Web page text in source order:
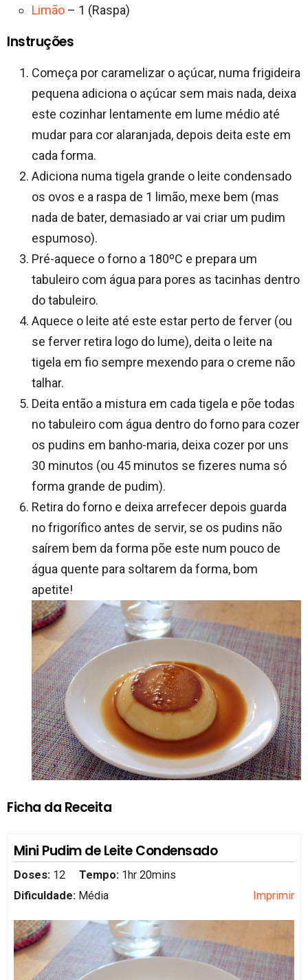
Limão – 1 (Raspa)
Instruções
Começa por caramelizar o açúcar, numa frigideira
pequena adiciona o açúcar sem mais nada, deixa
este cozinhar lentamente em lume médio até
mudar para cor alaranjada, depois deita este em
cada forma.
Adiciona numa tigela grande o leite condensado
os ovos e a raspa de 1 limão, mexe bem (mas
nada de bater, demasiado ar vai criar um pudim
espumoso).
Pré-aquece o forno a 180ºC e prepara um
tabuleiro com água para pores as tacinhas dentro
do tabuleiro.
Aquece o leite até este estar perto de ferver (ou
se ferver retira logo do lume), deita o leite na
tigela em fio sempre mexendo para o creme não
talhar.
Deita então a mistura em cada tigela e põe todas
no tabuleiro com água dentro do forno para cozer
os pudins em banho-maria, deixa cozer por uns
30 minutos (ou 45 minutos se fizeres numa só
forma grande de pudim).
Retira do forno e deixa arrefecer depois guarda
no frigorífico antes de servir, se os pudins não
saírem bem da forma põe este num pouco de
água quente para soltarem da forma, bom
apetite!
Ficha da Receita
Mini Pudim de Leite Condensado
Doses: 12 Tempo: 1hr 20mins
Dificuldade: Média Imprimir